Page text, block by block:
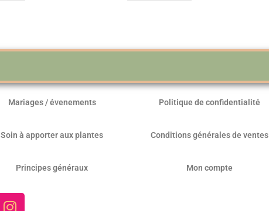
Mariages / évenements
Soin à apporter aux plantes
Principes généraux
Politique de confidentialité
Conditions générales de ventes
Mon compte